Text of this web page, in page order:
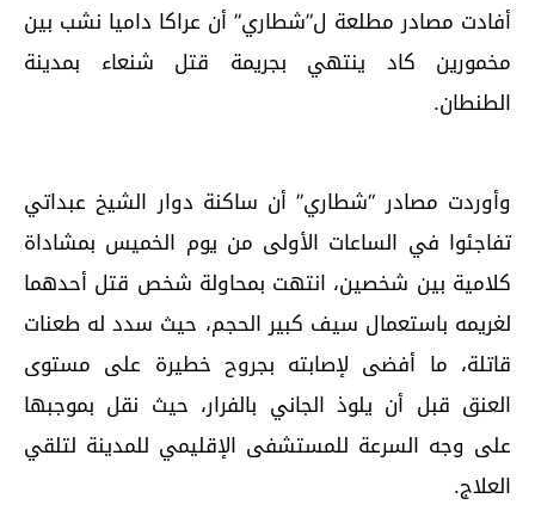
أفادت مصادر مطلعة ل”شطاري” أن عراكا داميا نشب بين
مخمورين كاد ينتهي بجريمة قتل شنعاء بمدينة
الطنطان.
وأوردت مصادر “شطاري” أن ساكنة دوار الشيخ عبداتي
تفاجئوا في الساعات الأولى من يوم الخميس بمشاداة
كلامية بين شخصين، انتهت بمحاولة شخص قتل أحدهما
لغريمه باستعمال سيف كبير الحجم، حيث سدد له طعنات
قاتلة، ما أفضى لإصابته بجروح خطيرة على مستوى
العنق قبل أن يلوذ الجاني بالفرار، حيث نقل بموجبها
على وجه السرعة للمستشفى الإقليمي للمدينة لتلقي
العلاج.